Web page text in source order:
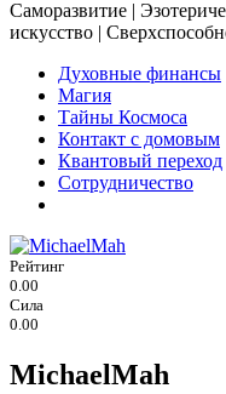
Саморазвитие |
искусство |
Духовные финансы
Магия
Тайны Космоса
Контакт с домовым
Квантовый переход
Сотрудничество
Рейтинг
0.00
Сила
0.00
MichaelMah